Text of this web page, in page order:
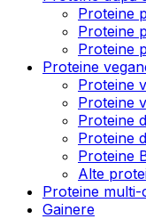
Proteine
Proteine
Proteine
Proteine
Proteine
Proteine
Proteine
Proteine
Proteine
Alte
Proteine
Gainere